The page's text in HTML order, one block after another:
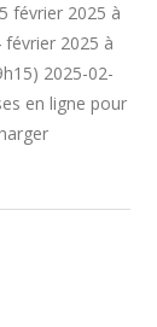
février 2025 à
2025 à
2025-02-
en ligne pour